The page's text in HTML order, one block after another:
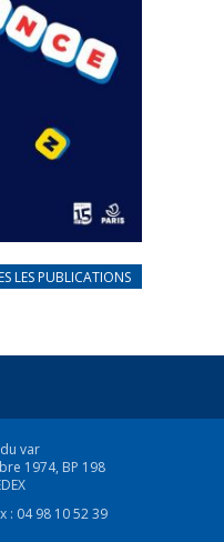
les réfugiés
LES PUBLICATIONS
var
1974, BP 198
: 04 98 10 52 39